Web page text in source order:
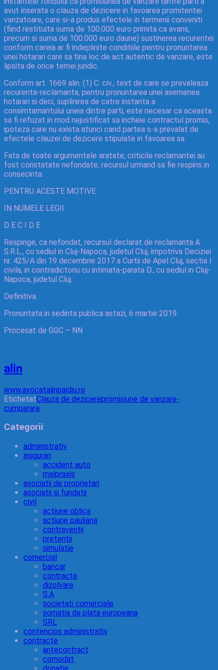
avut inserata o clauza de dezicere in favoarea promitentei
vanzatoare, care si-a produs efectele in termenii conveniti
(fiind restituita suma de 100.000 euro primita ca avans,
precum si suma de 100.000 euro daune) sustinerea recurentei
conform careia ar fi indeplinite conditiile pentru pronuntarea
unei hotarari care sa tina loc de act autentic de vanzare, este
lipsita de orice temei juridic.
Conform art. 1669 alin. (1) C. civ., text de care se prevaleaza
recurenta-reclamanta, pentru pronuntarea unei asemenea
hotarari si deci, suplinirea de catre instanta a
consimtamantului uneia dintre parti, este necesar ca aceasta
sa fi refuzat in mod nejustificat sa incheie contractul promis,
ipoteza care nu exista atunci cand partea s-a prevalat de
efectele clauzei de dezicere stipulate in favoarea sa.
Fata de toate argumentele aratate, criticile reclamantei au
fost constatate nefondate, recursul urmand sa fie respins in
consecinta.
PENTRU ACESTE MOTIVE
IN NUMELE LEGII
D E C I D E
Respinge, ca nefondat, recursul declarat de reclamanta A.
S.R.L., cu sediul in Cluj-Napoca, judetul Cluj, impotriva Deciziei
nr. 425/A din 19 decembrie 2017 a Curtii de Apel Cluj, sectia I
civila, in contradictoriu cu intimata-parata D., cu sediul in Cluj-
Napoca, judetul Cluj.
Definitiva.
Pronuntata in sedinta publica astazi, 6 martie 2019.
Procesat de GGC – NN
alin
www.avocatalinpaidiu.ro
EtichetatClauza de dezicerepromisiune de vanzare-
cumparare
Categorii
administrativ
asigurari
accident auto
malpraxis
asociatii de proprietari
asociatii si fundatii
civil
actiune oblica
actiune pauliana
contraventii
pretentii
simulatie
comercial
bancar
contracte
dizolvare
S.A
societati comerciale
somatia de plata europeana
SRL
contencios administrativ
contracte
antecontract
comodat